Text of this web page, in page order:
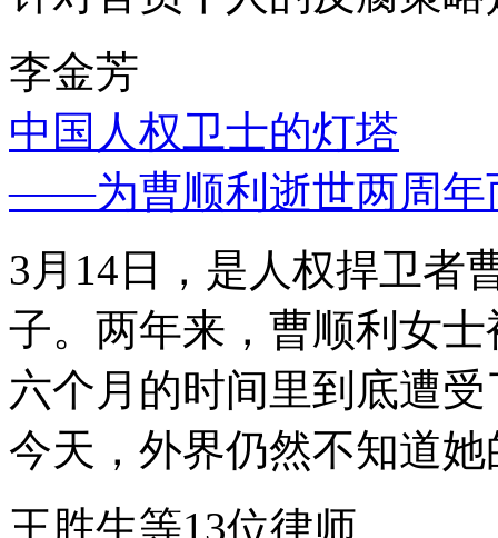
李金芳
中国人权卫士的灯塔
——为曹顺利逝世两周年
3月14日，是人权捍卫者
子。两年来，曹顺利女
六个月的时间里到底遭
今天，外界仍然不知道
王胜生等13位律师